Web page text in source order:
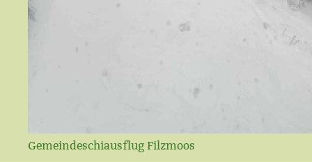
Gemeindeschiausflug Filzmoos